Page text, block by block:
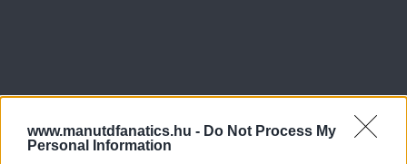
www.manutdfanatics.hu - Do Not Process My
Personal Information